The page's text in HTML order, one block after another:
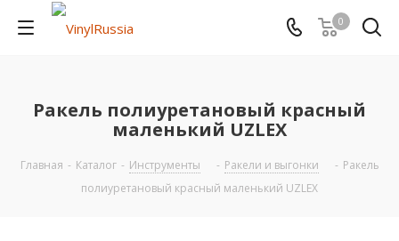
0
Ракель полиуретановый красный
маленький UZLEX
Главная - Каталог - Инструменты - Ракели и выгонки - Ракель
полиуретановый красный маленький UZLEX